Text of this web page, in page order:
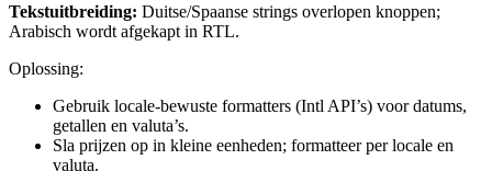
Tekstuitbreiding: Duitse/Spaanse strings overlopen knoppen;
Arabisch wordt afgekapt in RTL.
Oplossing:
Gebruik locale-bewuste formatters (Intl API’s) voor datums,
getallen en valuta’s.
Sla prijzen op in kleine eenheden; formatteer per locale en
valuta.